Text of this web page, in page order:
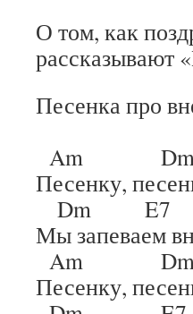
О том, как
рассказывают
Песенка про
Am
Песенку,
Dm
Мы запеваем
Am
Песенку,